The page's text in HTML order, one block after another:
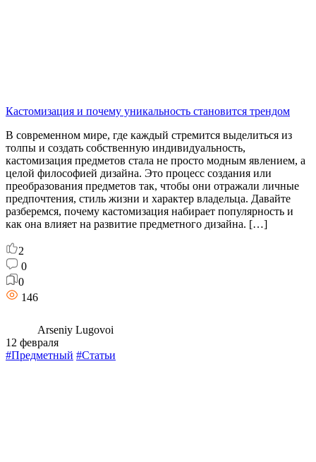
Кастомизация и почему уникальность становится трендом
В современном мире, где каждый стремится выделиться из
толпы и создать собственную индивидуальность,
кастомизация предметов стала не просто модным явлением, а
целой философией дизайна. Это процесс создания или
преобразования предметов так, чтобы они отражали личные
предпочтения, стиль жизни и характер владельца. Давайте
разберемся, почему кастомизация набирает популярность и
как она влияет на развитие предметного дизайна. […]
2
0
0
146
Arseniy Lugovoi
12 февраля
#Предметный #Статьи